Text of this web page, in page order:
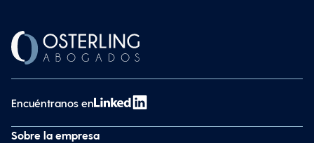
Encuéntranos en
Sobre la empresa